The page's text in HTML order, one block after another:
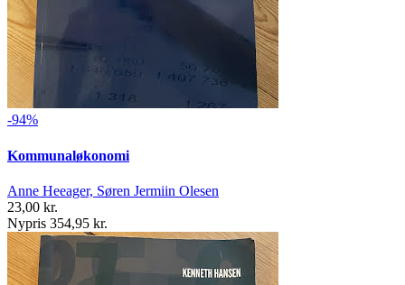
-94%
Kommunaløkonomi
Anne Heeager, Søren Jermiin Olesen
23,00 kr.
Nypris 354,95 kr.